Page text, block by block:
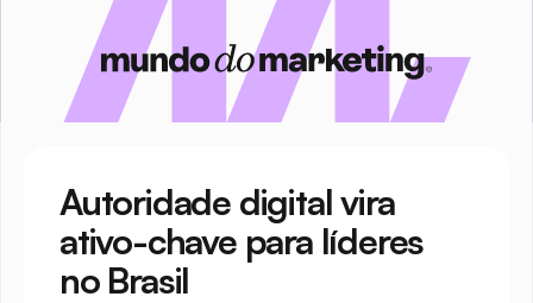
Autoridade digital vira
ativo-chave para líderes
no Brasil